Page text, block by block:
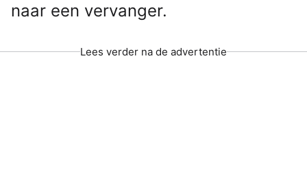
naar een vervanger.
Lees verder na de advertentie